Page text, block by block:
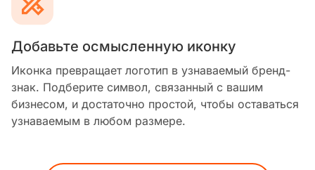
Добавьте осмысленную иконку
Иконка превращает логотип в узнаваемый бренд-
знак. Подберите символ, связанный с вашим
бизнесом, и достаточно простой, чтобы оставаться
узнаваемым в любом размере.